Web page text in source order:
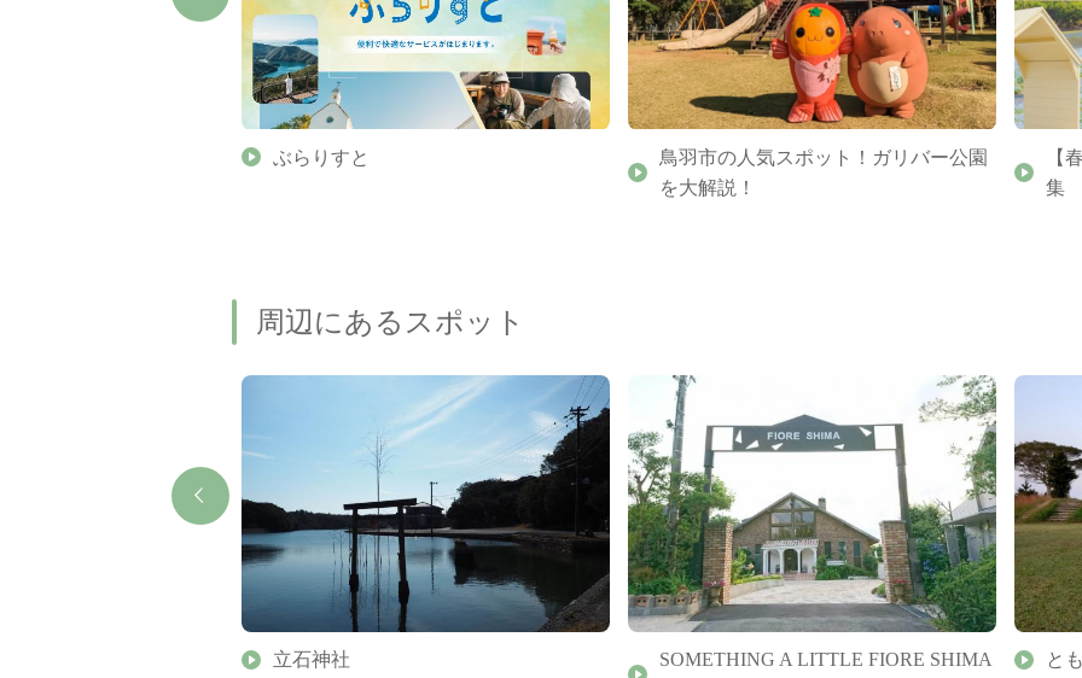
ぶらりすと
鳥羽市の人気スポット！ガリバー公園
を大解説！
【
集
周辺にあるスポット
立石神社 SOMETHING A LITTLE FIORE SHIMA と